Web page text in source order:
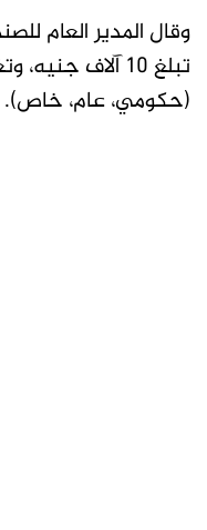
وقال المدير العام
تبلغ 10 آلاف
(حكومي، عام، خاص).